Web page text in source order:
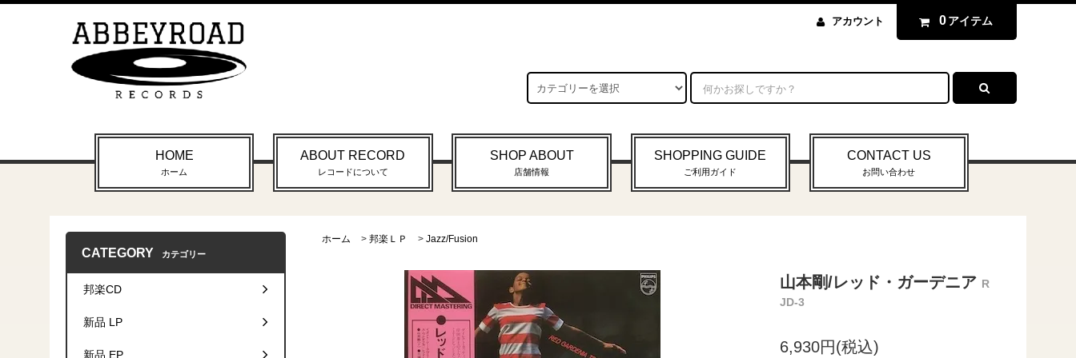
アカウント 0 アイテム
HOME
ホーム
ABOUT RECORD
レコードについて
SHOP ABOUT
店舗情報
SHOPPING GUIDE
ご利用ガイド
CONTACT US
お問い合わせ
ホーム > 邦楽ＬＰ > Jazz/Fusion
山本剛/レッド・ガーデニア R
JD-3
6,930円(税込)
CATEGORY カテゴリー
邦楽CD
新品 LP
新品 EP